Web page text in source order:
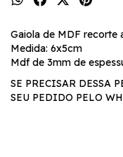
Gaiola de MDF recorte
Medida: 6x5cm
Mdf de 3mm de
SE PRECISAR DESSA
SEU PEDIDO PELO